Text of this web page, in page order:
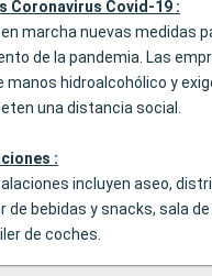
Coronavirus Covid-19 :
marcha nuevas medidas
de la pandemia. Las
manos hidroalcohólico y
una distancia social.
:
incluyen aseo,
de bebidas y snacks, sala
de coches.